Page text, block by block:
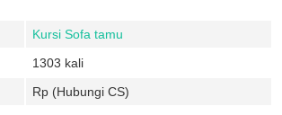
Kursi Sofa tamu
1303 kali
Rp (Hubungi CS)